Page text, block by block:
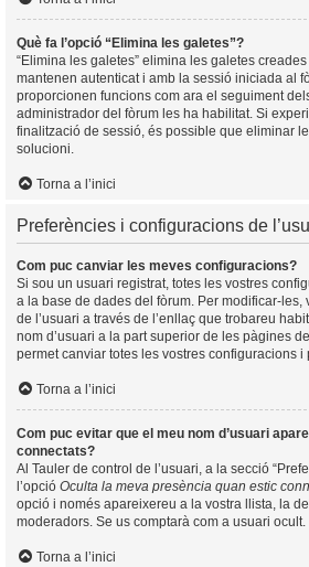
Què fa l’opció “Elimina les galetes”?
“Elimina les galetes” elimina les galetes
mantenen autenticat i amb la sessió iniciada al
proporcionen funcions com ara el seguiment
administrador del fòrum les ha habilitat. Si
finalització de sessió, és possible que eliminar
solucioni.
Torna a l’inici
Preferències i configuracions de
Com puc canviar les meves configuracions?
Si sou un usuari registrat, totes les vostres
a la base de dades del fòrum. Per modificar-les,
de l’usuari a través de l’enllaç que trobareu
nom d’usuari a la part superior de les pàgines
permet canviar totes les vostres configuracions i
Torna a l’inici
Com puc evitar que el meu nom d’usuari
connectats?
Al Tauler de control de l’usuari, a la secció
l’opció Oculta la meva presència quan estic
opció i només apareixereu a la vostra llista, la
moderadors. Se us comptarà com a usuari ocult.
Torna a l’inici